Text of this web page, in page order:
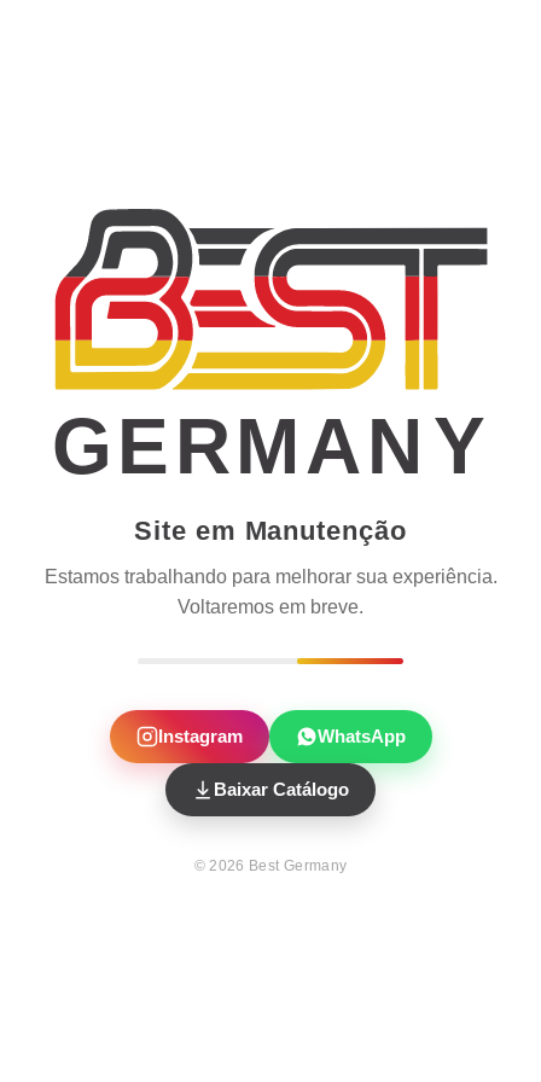
GERMANY
Site em Manutenção
Estamos trabalhando para melhorar sua experiência.
Voltaremos em breve.
Instagram WhatsApp
Baixar Catálogo
© 2026 Best Germany